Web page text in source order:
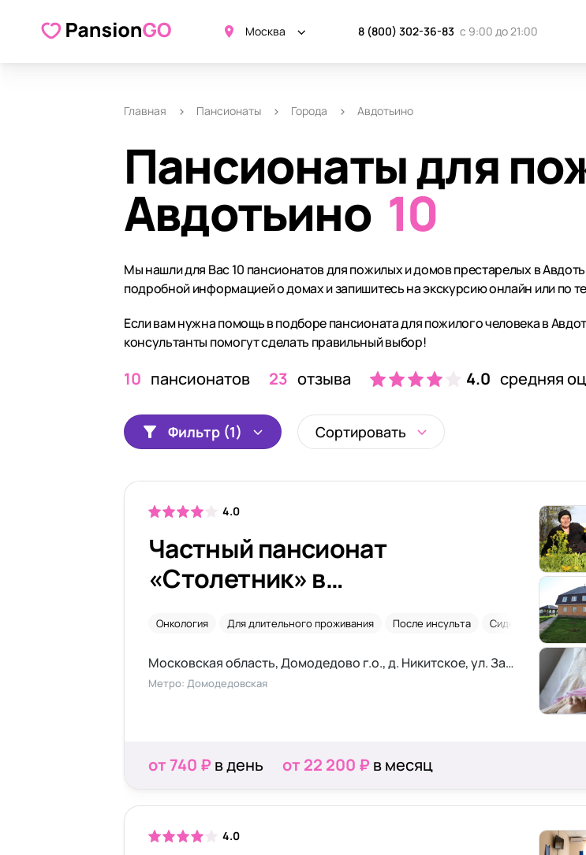
Москва 8 (800) 302-36-83 с 9:00 до 21:00
Главная Пансионаты Города Авдотьино
Пансионаты для
Авдотьино 10
Мы нашли для Вас 10 пансионатов для пожилых и домов престарелых в
подробной информацией о домах и запишитесь на экскурсию онлайн или по
Если вам нужна помощь в подборе пансионата для пожилого человека в
консультанты помогут сделать правильный выбор!
10 пансионатов 23 отзыва 4.0 средняя
Фильтр (1) Сортировать
4.0
Частный пансионат
«Столетник» в
Онкология Для длительного проживания После инсульта Сиделки
Московская область, Домодедово г.о., д. Никитское, ул. Заречная, 112
Метро: Домодедовская
от 740 ₽ в день от 22 200 ₽ в месяц
4.0